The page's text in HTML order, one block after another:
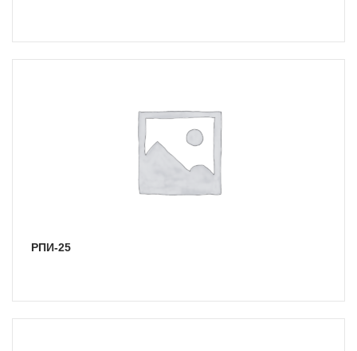
РПИ-25